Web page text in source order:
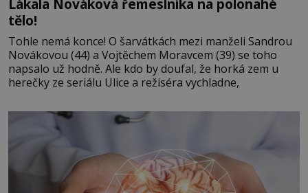
tělo!
Tohle nemá konce! O šarvátkách mezi manželi Sandrou
Novákovou (44) a Vojtěchem Moravcem (39) se toho
napsalo už hodně. Ale kdo by doufal, že horká zem u
herečky ze seriálu Ulice a režiséra vychladne,